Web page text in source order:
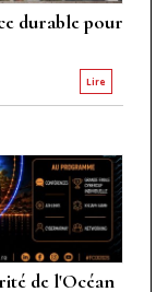
durable pour
Lire
de l'Océan